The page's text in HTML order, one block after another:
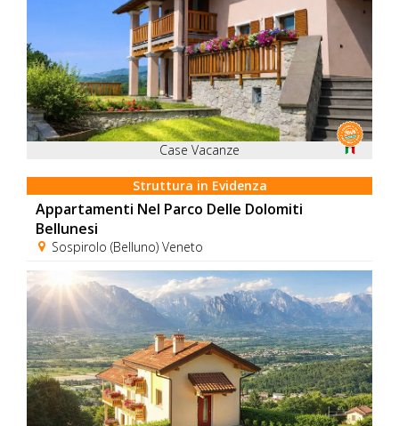
Case Vacanze
Struttura in Evidenza
Appartamenti Nel Parco Delle Dolomiti
Bellunesi
Sospirolo (Belluno) Veneto